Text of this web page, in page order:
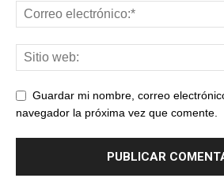
Guardar mi nombre, correo
navegador la próxima vez que comente.